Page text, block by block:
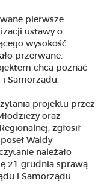
pierwsze
ustawy o
wysokość
przerwane.
chcą poznać
i Samorządu.
projektu przez
oraz
zgłosił
Waldy
należało
21 grudnia sprawą
i Samorządu